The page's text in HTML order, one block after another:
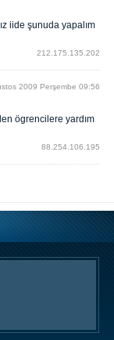
iide şunuda yapalım
212.175.135.202
2009 Perşembe 09:56
ögrencilere yardım
88.254.106.195